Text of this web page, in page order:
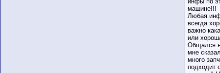
машине!!!
Любая
всегда
важно
или
Общался
мне
много
подходит